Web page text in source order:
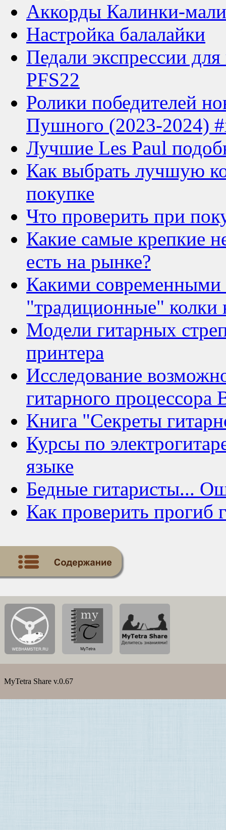
Аккорды Калинки-
Настройка балалайки
Педали экспрессии
PFS22
Ролики победителей
Пушного (2023-2024)
Лучшие Les Paul
Как выбрать лучшую
покупке
Что проверить при
Какие самые крепкие
есть на рынке?
Какими современными
"традиционные" колки
Модели гитарных
принтера
Исследование
гитарного процессора
Книга "Секреты
Курсы по
языке
Бедные гитаристы...
Как проверить прогиб
MyTetra Share v.0.67